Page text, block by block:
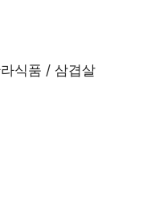
식품 / 삼겹살